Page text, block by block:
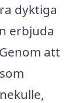
dyktiga
erbjuda
att